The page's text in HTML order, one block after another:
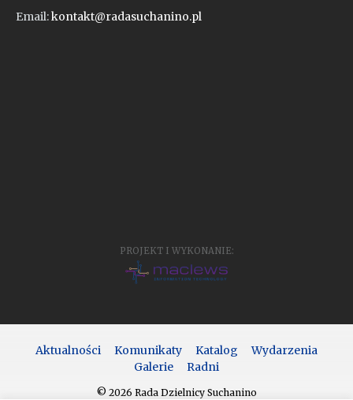
Email:kontakt@radasuchanino.pl
PROJEKT I WYKONANIE:
Aktualności Komunikaty Katalog
Wydarzenia
Galerie
Radni
© 2026 Rada Dzielnicy Suchanino